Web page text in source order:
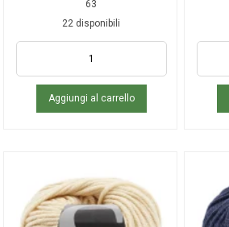
63
22 disponibili
Aggiungi al carrello